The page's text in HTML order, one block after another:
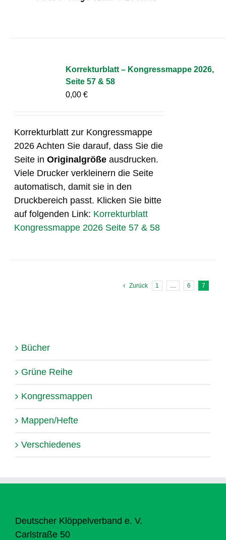
Korrekturblatt – Kongressmappe 2026,
Seite 57 & 58
0,00€
Korrekturblatt zur Kongressmappe
2026 Achten Sie darauf, dass Sie die
Seite inOriginalgröße ausdrucken.
Viele Drucker verkleinern die Seite
automatisch, damit sie in den
Druckbereich passt. Klicken Sie bitte
auf folgenden Link: Korrekturblatt
Kongressmappe 2026 Seite 57 & 58
Zurück 1 6 7
Bücher
Grüne Reihe
Kongressmappen
Mappen/Hefte
Verschiedenes
Deutscher Klöppelverband e. V.
Carlstraße 50